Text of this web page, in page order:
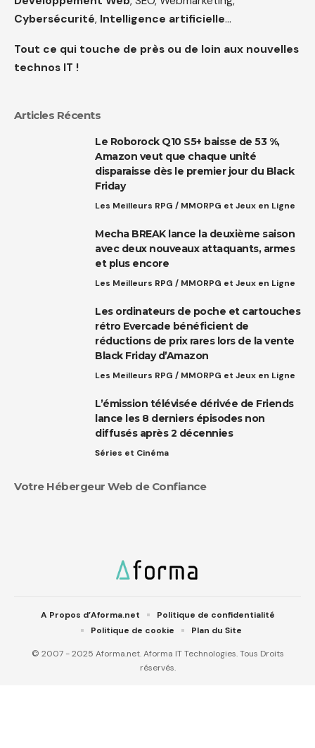
Cybersécurité, Intelligence artificielle…
Tout ce qui touche de près ou de loin aux nouvelles
technos IT !
Articles Récents
Le Roborock Q10 S5+ baisse de 53 %,
Amazon veut que chaque unité
disparaisse dès le premier jour du Black
Friday
Les Meilleurs RPG / MMORPG et Jeux en Ligne
Mecha BREAK lance la deuxième saison
avec deux nouveaux attaquants, armes
et plus encore
Les Meilleurs RPG / MMORPG et Jeux en Ligne
Les ordinateurs de poche et cartouches
rétro Evercade bénéficient de
réductions de prix rares lors de la vente
Black Friday d’Amazon
Les Meilleurs RPG / MMORPG et Jeux en Ligne
L’émission télévisée dérivée de Friends
lance les 8 derniers épisodes non
diffusés après 2 décennies
Séries et Cinéma
Votre Hébergeur Web de Confiance
© 2007 - 2025 Aforma.net. Aforma IT Technologies. Tous Droits
réservés.
A Propos d’Aforma.net
Politique de confidentialité
Politique de cookie
Plan du Site